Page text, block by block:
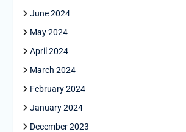
June 2024
May 2024
April 2024
March 2024
February 2024
January 2024
December 2023